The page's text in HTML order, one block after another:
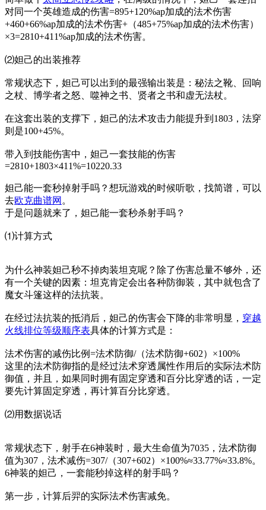
对同一个英雄造成的伤害=895+120%ap加成的法术伤害
+460+66%ap加成的法术伤害+（485+75%ap加成的法术伤害）
×3=2810+411%ap加成的法术伤害。
⑵妲己的出装推荐
常规状态下，妲己可以出到的最强输出装是：秘法之靴、回响
之杖、博学者之怒、噬神之书、贤者之书和虚无法杖。
在这套出装的支撑下，妲己的法术攻击力能提升到1803，法穿
则是100+45%。
带入到技能伤害中，妲己一套技能的伤害
=2810+1803×411%=10220.33
妲己能一套秒掉射手吗？想玩游戏的时候听歌，找简谱，可以
去欧克曲谱网 。
于是问题就来了，妲己能一套秒杀射手吗？
⑴计算方式
为什么神装妲己秒不掉肉装坦克呢？除了伤害总量不够外，还
有一个关键的因素：坦克肯定会出各种防御装，其中就包含了
魔女斗篷这样的法抗装。
在经过法抗装的抵消后，妲己的伤害会下降的非常明显， 穿越
火线排位等级顺序表具体的计算方式是：
法术伤害的减伤比例=法术防御/（法术防御+602）×100%
这里的法术防御指的是经过法术穿透属性作用后的实际法术防
御值，并且，如果同时拥有固定穿透和百分比穿透的话，一定
要先计算固定穿透，再计算百分比穿透。
⑵用数据说话
常规状态下，射手在6神装时，最大生命值为7035，法术防御
值为307，法术减伤=307/（307+602）×100%≈33.77%≈33.8%。
6神装的妲己，一套能秒掉这样的射手吗？
第一步，计算后羿的实际法术伤害减免。